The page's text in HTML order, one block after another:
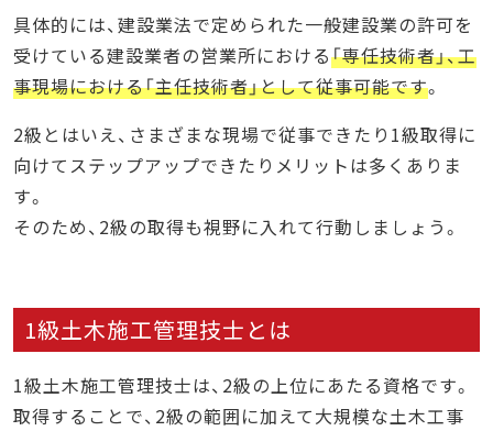
具体的には、建設業法で定められた一般建設業の許可を
受けている建設業者の営業所における「専任技術者」、工
事現場における「主任技術者」として従事可能です。
2級とはいえ、さまざまな現場で従事できたり1級取得に
向けてステップアップできたりメリットは多くありま
す。
そのため、2級の取得も視野に入れて行動しましょう。
1級土木施工管理技士とは
1級土木施工管理技士は、2級の上位にあたる資格です。
取得することで、2級の範囲に加えて大規模な土木工事